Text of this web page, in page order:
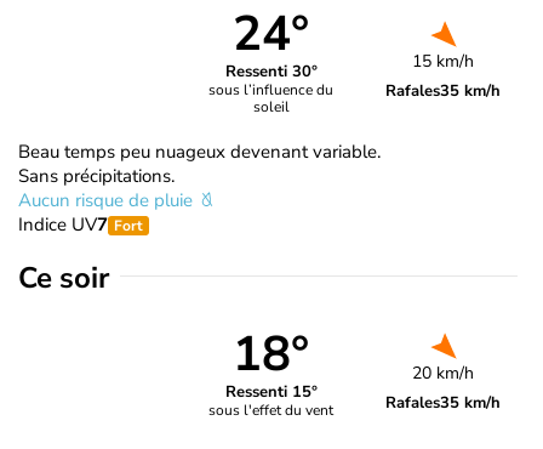
24°
Ressenti 30°
sous l’influence du
soleil
15 km/h
Rafales35 km/h
Beau temps peu nuageux devenant variable.
Sans précipitations.
Aucun risque de pluie
Indice UV7 Fort
Ce soir
18°
Ressenti 15°
sous l'effet du vent
20 km/h
Rafales35 km/h